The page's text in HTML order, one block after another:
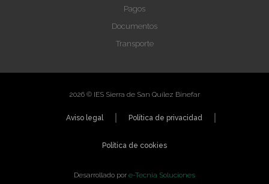
Pagos
Documentos
Transporte
2026 © IES Sierra de San Quílez Binefar
Aviso legal Política de privacidad
Política de cookies
Desarrollado por e-Tecnia Soluciones